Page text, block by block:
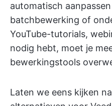
automatisch
batchbewerking of
YouTube-tutorials,
nodig hebt, moet je
bewerkingstools
Laten we eens kijken